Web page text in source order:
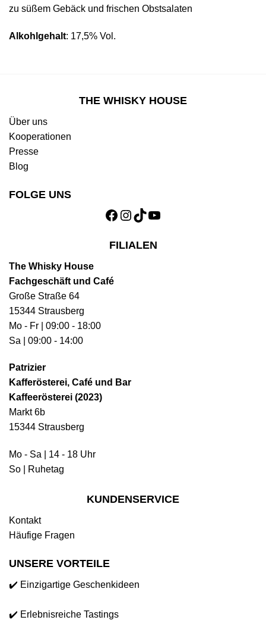
zu süßem Gebäck und frischen Obstsalaten
Alkohlgehalt: 17,5% Vol.
THE WHISKY HOUSE
Über uns
Kooperationen
Presse
Blog
FOLGE UNS
Facebook
Instagram
TikTokYouTube
FILIALEN
The Whisky House
Fachgeschäft und Café
Große Straße 64
15344 Strausberg
Mo - Fr | 09:00 - 18:00
Sa | 09:00 - 14:00
Patrizier
Kafferösterei, Café und Bar
Kaffeerösterei (2023)
Markt 6b
15344 Strausberg
Mo - Sa | 14 - 18 Uhr
So | Ruhetag
KUNDENSERVICE
Kontakt
Häufige Fragen
UNSERE VORTEILE
✔️ Einzigartige Geschenkideen
✔️ Erlebnisreiche Tastings